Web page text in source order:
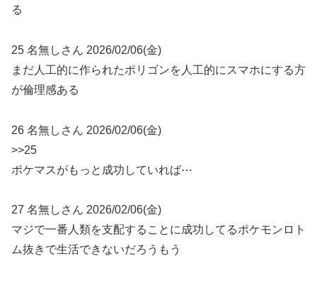
る
25 名無しさん 2026/02/06(金)
まだ人工的に作られたポリゴンを人工的にスマホにする方
が倫理感ある
26 名無しさん 2026/02/06(金)
>>25
ポケマスがもっと成功していれば⋯
27 名無しさん 2026/02/06(金)
マジで一番人類を支配することに成功してるポケモンロト
ム抜きで生活できないだろうもう